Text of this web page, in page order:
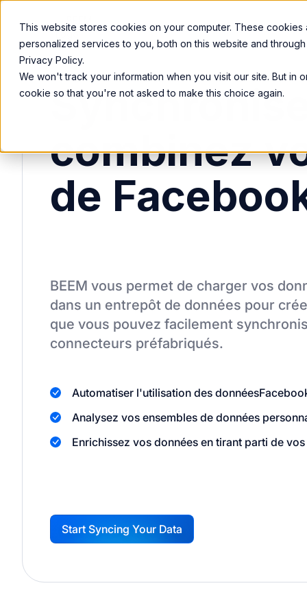
This website stores cookies on your computer. These
personalized services to you, both on this website and
Privacy Policy.
We won't track your information when you visit our site. But
cookie so that you're not asked to make this choice again.
Nos Services Services Solutions
combinez
de
BEEM vous permet de charger vos
dans un entrepôt de données pour
que vous pouvez facilement
connecteurs préfabriqués.
Automatiser l'utilisation des données
Analysez vos ensembles de données
Enrichissez vos données en tirant parti de
G
Start Syncing Your Data